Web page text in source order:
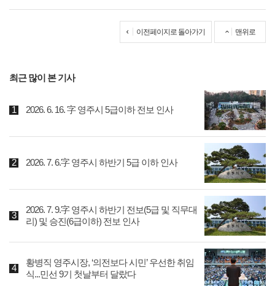
이전페이지로 돌아가기 맨위로
최근 많이 본 기사
2026. 6. 16. 字 영주시 5급이하 전보 인사
2026. 7. 6.字 영주시 하반기 5급 이하 인사
2026. 7. 9.字 영주시 하반기 전보(5급 및 직무대
리) 및 승진(6급이하) 전보 인사
황병직 영주시장, ‘의전보다 시민’ 우선한 취임
식...민선 9기 첫날부터 달랐다